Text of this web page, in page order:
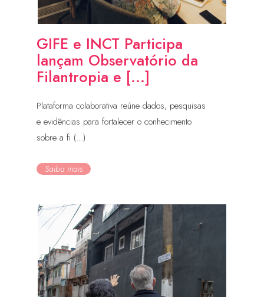
GIFE e INCT Participa
lançam Observatório da
Filantropia e [...]
Plataforma colaborativa reúne dados, pesquisas
e evidências para fortalecer o conhecimento
sobre a fi (...)
Saiba mais